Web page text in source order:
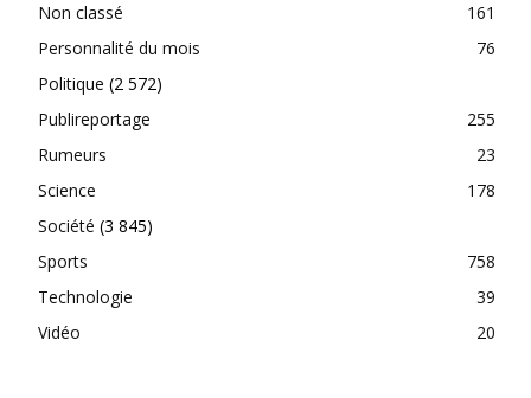
Non classé
161
Personnalité du mois
76
Politique (2 572)
Publireportage
255
Rumeurs
23
Science
178
Société (3 845)
Sports
758
Technologie
39
Vidéo
20